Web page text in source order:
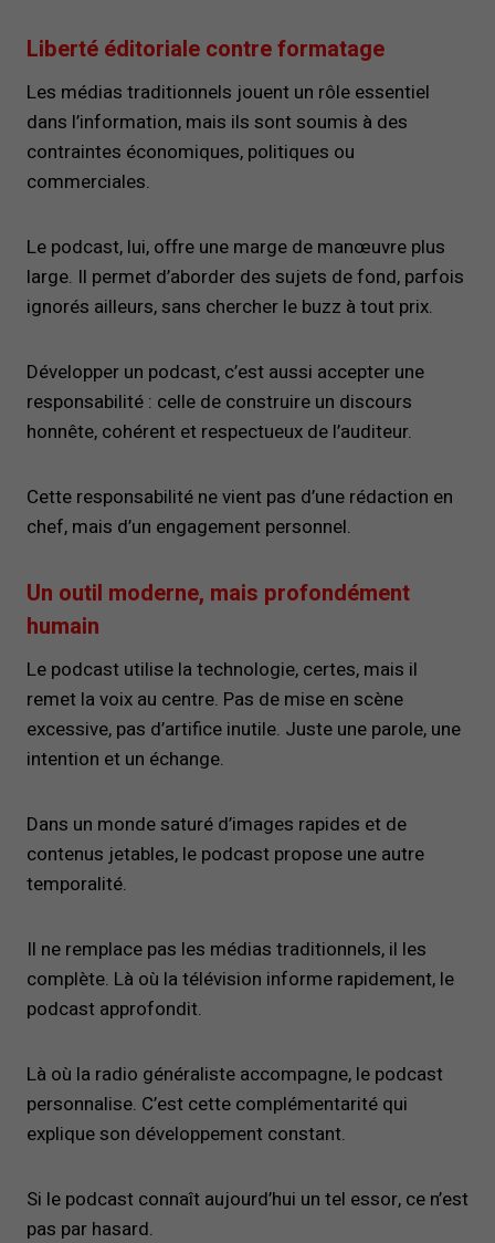
Liberté éditoriale contre formatage
Les médias traditionnels jouent un rôle essentiel
dans l’information, mais ils sont soumis à des
contraintes économiques, politiques ou
commerciales.
Le podcast, lui, offre une marge de manœuvre plus
large. Il permet d’aborder des sujets de fond, parfois
ignorés ailleurs, sans chercher le buzz à tout prix.
Développer un podcast, c’est aussi accepter une
responsabilité : celle de construire un discours
honnête, cohérent et respectueux de l’auditeur.
Cette responsabilité ne vient pas d’une rédaction en
chef, mais d’un engagement personnel.
Un outil moderne, mais profondément
humain
Le podcast utilise la technologie, certes, mais il
remet la voix au centre. Pas de mise en scène
excessive, pas d’artifice inutile. Juste une parole, une
intention et un échange.
Dans un monde saturé d’images rapides et de
contenus jetables, le podcast propose une autre
temporalité.
Il ne remplace pas les médias traditionnels, il les
complète. Là où la télévision informe rapidement, le
podcast approfondit.
Là où la radio généraliste accompagne, le podcast
personnalise. C’est cette complémentarité qui
explique son développement constant.
Si le podcast connaît aujourd’hui un tel essor, ce n’est
pas par hasard.